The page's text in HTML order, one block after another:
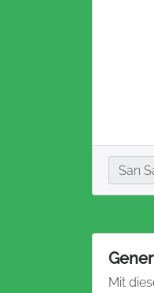
Stadt
San
Mit